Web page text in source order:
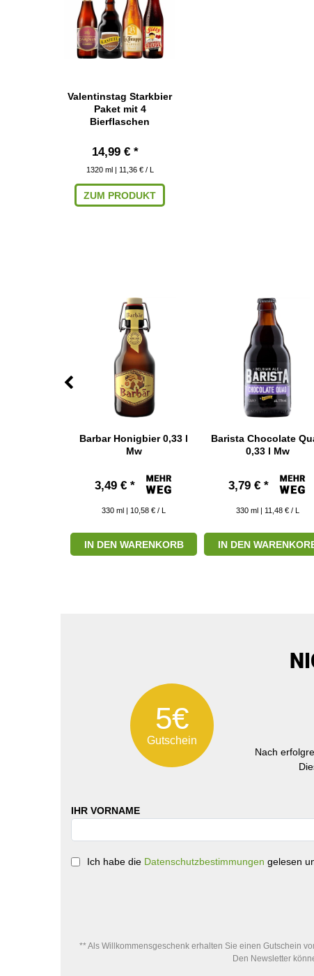
Valentinstag Starkbier
Paket mit 4
Bierflaschen
14,99 € *
1320 ml | 11,36 € / L
ZUM PRODUKT
Barbar Honigbier 0,33 l
Mw
3,49 € *
330 ml | 10,58 € / L
IN DEN WARENKORB
Barista Chocolate
0,33 l Mw
3,79 € *
330 ml | 11,48 € / L
IN DEN
5€
Gutschein
Nach
IHR VORNAME
Ich habe die Datenschutzbestimmungen gelesen
** Als Willkommensgeschenk erhalten Sie einen Gutschein
Den Newsletter